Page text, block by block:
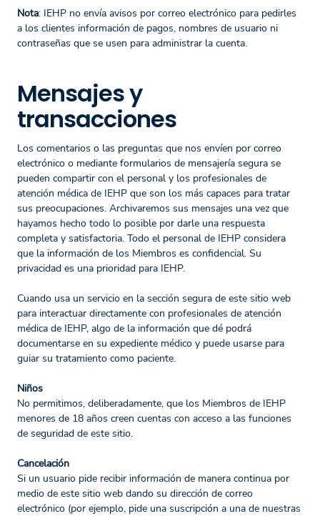
Nota: IEHP no envía avisos por correo electrónico para pedirles
a los clientes información de pagos, nombres de usuario ni
contraseñas que se usen para administrar la cuenta.
Mensajes y
transacciones
Los comentarios o las preguntas que nos envíen por correo
electrónico o mediante formularios de mensajería segura se
pueden compartir con el personal y los profesionales de
atención médica de IEHP que son los más capaces para tratar
sus preocupaciones. Archivaremos sus mensajes una vez que
hayamos hecho todo lo posible por darle una respuesta
completa y satisfactoria. Todo el personal de IEHP considera
que la información de los Miembros es confidencial. Su
privacidad es una prioridad para IEHP.
Cuando usa un servicio en la sección segura de este sitio web
para interactuar directamente con profesionales de atención
médica de IEHP, algo de la información que dé podrá
documentarse en su expediente médico y puede usarse para
guiar su tratamiento como paciente.
Niños
No permitimos, deliberadamente, que los Miembros de IEHP
menores de 18 años creen cuentas con acceso a las funciones
de seguridad de este sitio.
Cancelación
Si un usuario pide recibir información de manera continua por
medio de este sitio web dando su dirección de correo
electrónico (por ejemplo, pide una suscripción a una de nuestras